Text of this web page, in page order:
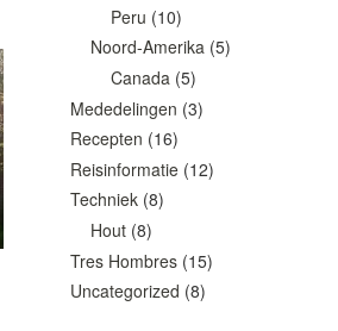
Peru (10)
Noord-Amerika (5)
Canada (5)
Mededelingen (3)
Recepten (16)
Reisinformatie (12)
Techniek (8)
Hout (8)
Tres Hombres (15)
Uncategorized (8)